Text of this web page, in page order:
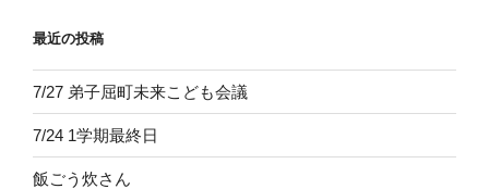
最近の投稿
7/27 弟子屈町未来こども会議
7/24 1学期最終日
飯ごう炊さん